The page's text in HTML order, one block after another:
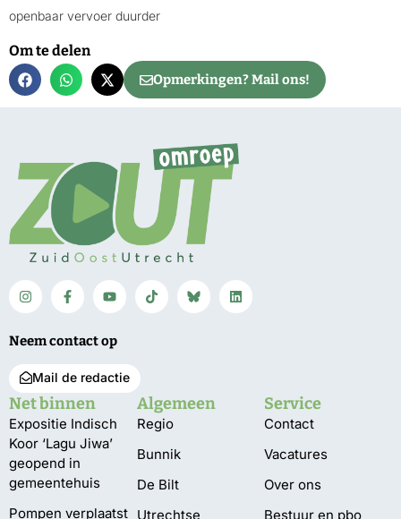
openbaar vervoer duurder
Om te delen
Opmerkingen? Mail ons!
Neem contact op
Mail de redactie
Net binnen
Expositie Indisch
Koor ‘Lagu Jiwa’
geopend in
gemeentehuis
Pompen verplaatst
Algemeen
Regio
Bunnik
De Bilt
Utrechtse
Service
Contact
Vacatures
Over ons
Bestuur en pbo